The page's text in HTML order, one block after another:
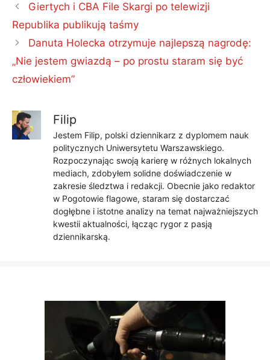
Giertych i CBA File Skargi po telewizji
Republika publikują taśmy
Danuta Holecka otrzymuje najlepszą nagrodę:
„Nie jestem gwiazdą – po prostu staram się być
człowiekiem”
Filip
Jestem Filip, polski dziennikarz z dyplomem nauk
politycznych Uniwersytetu Warszawskiego.
Rozpoczynając swoją karierę w różnych lokalnych
mediach, zdobyłem solidne doświadczenie w
zakresie śledztwa i redakcji. Obecnie jako redaktor
w Pogotowie flagowe, staram się dostarczać
dogłębne i istotne analizy na temat najważniejszych
kwestii aktualności, łącząc rygor z pasją
dziennikarską.